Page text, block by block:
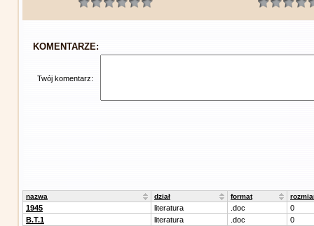
KOMENTARZE:
Twój komentarz:
nazwa dział format
1945 literatura .doc
0
B.T.1
literatura .doc
0